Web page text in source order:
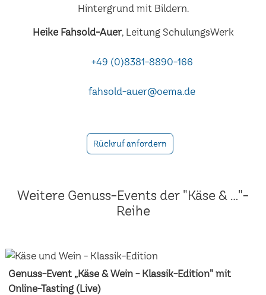
Heike Fahsold-Auer, Leitung SchulungsWerk
+49 (0)8381-8890-166
fahsold-auer@oema.de
Rückruf anfordern
Weitere Genuss-Events der "Käse & ..."-
Reihe
Genuss-Event „Käse & Wein - Klassik-Edition" mit
Online-Tasting (Live)